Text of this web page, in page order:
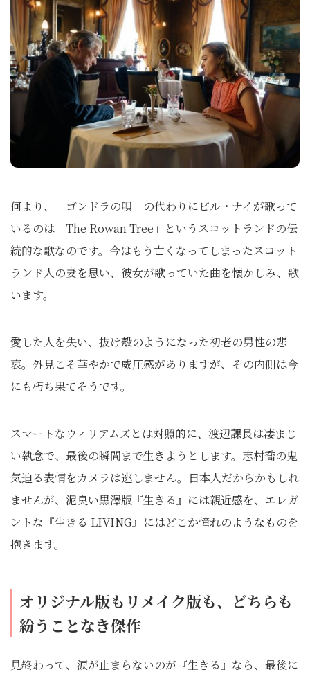
何より、「ゴンドラの唄」の代わりにビル・ナイが歌って
いるのは「The Rowan Tree」というスコットランドの伝
統的な歌なのです。今はもう亡くなってしまったスコット
ランド人の妻を思い、彼女が歌っていた曲を懐かしみ、歌
います。
愛した人を失い、抜け殻のようになった初老の男性の悲
哀。外見こそ華やかで威圧感がありますが、その内側は今
にも朽ち果てそうです。
スマートなウィリアムズとは対照的に、渡辺課長は凄まじ
い執念で、最後の瞬間まで生きようとします。志村喬の鬼
気迫る表情をカメラは逃しません。日本人だからかもしれ
ませんが、泥臭い黒澤版『生きる』には親近感を、エレガ
ントな『生きる LIVING』にはどこか憧れのようなものを
抱きます。
オリジナル版もリメイク版も、どちらも
紛うことなき傑作
見終わって、涙が止まらないのが『生きる』なら、最後に